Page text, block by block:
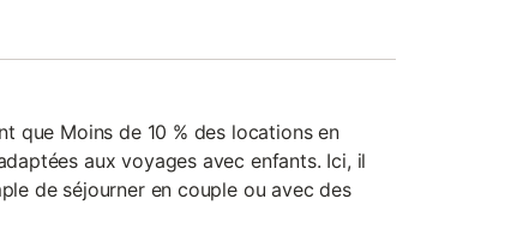
que Moins de 10 % des locations en
aux voyages avec enfants. Ici, il
de séjourner en couple ou avec des